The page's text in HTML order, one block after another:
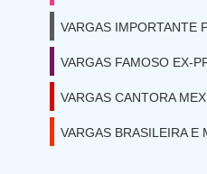
VARGAS IMPORTANTE
VARGAS FAMOSO EX-
VARGAS CANTORA
VARGAS BRASILEIRA E